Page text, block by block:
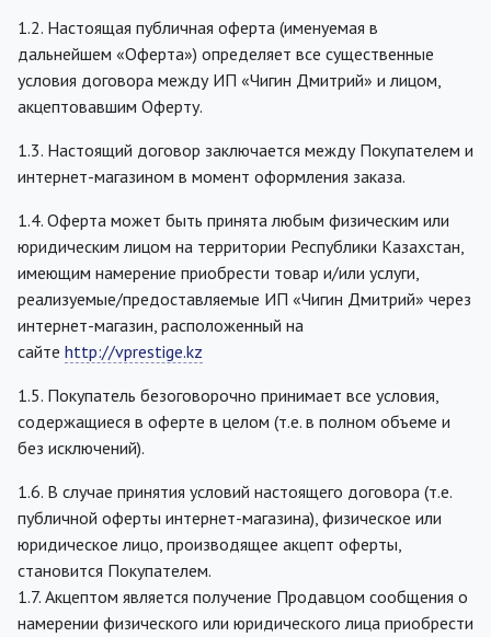
1.2. Настоящая публичная оферта (именуемая в
дальнейшем «Оферта») определяет все существенные
условия договора между ИП «Чигин Дмитрий» и лицом,
акцептовавшим Оферту.
1.3. Настоящий договор заключается между Покупателем и
интернет-магазином в момент оформления заказа.
1.4. Оферта может быть принята любым физическим или
юридическим лицом на территории Республики Казахстан,
имеющим намерение приобрести товар и/или услуги,
реализуемые/предоставляемые ИП «Чигин Дмитрий» через
интернет-магазин, расположенный на
сайте http://vprestige.kz
1.5. Покупатель безоговорочно принимает все условия,
содержащиеся в оферте в целом (т.е. в полном объеме и
без исключений).
1.6. В случае принятия условий настоящего договора (т.е.
публичной оферты интернет-магазина), физическое или
юридическое лицо, производящее акцепт оферты,
становится Покупателем.
1.7. Акцептом является получение Продавцом сообщения о
намерении физического или юридического лица приобрести